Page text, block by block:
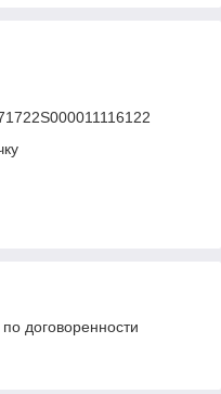
договоренности